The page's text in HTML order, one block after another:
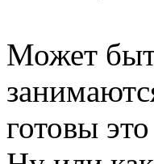
Может
готовы